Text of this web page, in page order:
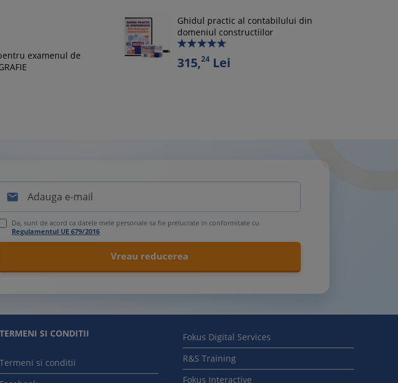
examenul de
Ghidul practic al contabilului din
domeniul constructiilor
315,24Lei

Da, sunt de acord ca datele mele personale sa fie prelucrate in conformitate cu
Regulamentul UE 679/2016
TERMENI SI CONDITII
Termeni si conditii
Fokus Digital Services
R&S Training
Fokus Interactive